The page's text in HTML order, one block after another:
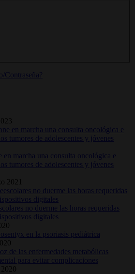
Contraseña?
en marcha una consulta oncológica e
tumores de adolescentes y jóvenes
2021
no duerme las horas requeridas
digitales
en la psoriasis pediátrica
de las enfermedades metabólicas
para evitar complicaciones